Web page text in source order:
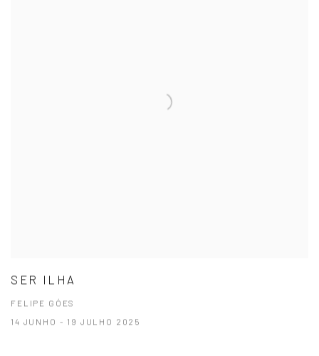
SER ILHA
FELIPE GÓES
14 JUNHO - 19 JULHO 2025